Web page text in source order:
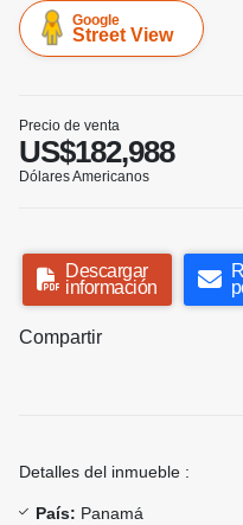
Google
Street View
Precio de venta
US$182,988
Dólares Americanos
Descargar
información
Compartir
Detalles del inmueble :
País: Panamá